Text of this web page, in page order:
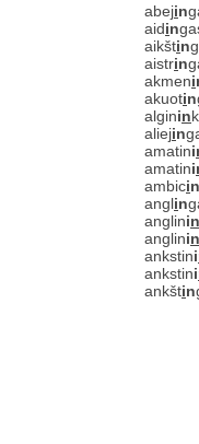
abejin
aidin
aikštin
aistrin
akmeni
akuotin
alginin
aliejin
amatini
amatini
ambicin
anglin
anglinin
anglinin
ankstini
ankstini
ankštin